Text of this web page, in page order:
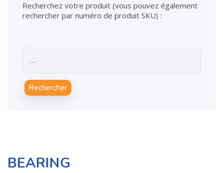
BEARING
Recherchez votre produit (vous pouvez également
rechercher par numéro de produit SKU) :
Rechercher